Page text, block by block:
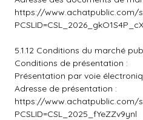
https://
PCSLID=CSL_2026_gkO1S4P_cX
5.1.12 Conditions du marché
Conditions de présentation :
Présentation par voie
Adresse de présentation :
https://
PCSLID=CSL_2025_fYeZZv9ynl